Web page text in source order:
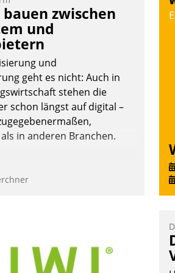
Einblicke in
Strategien und -
hohem Zukunftspotenzial.
zwischen
und
und
geht es nicht: Auch in
stehen die
schon längst auf digital –
in anderen Branchen.